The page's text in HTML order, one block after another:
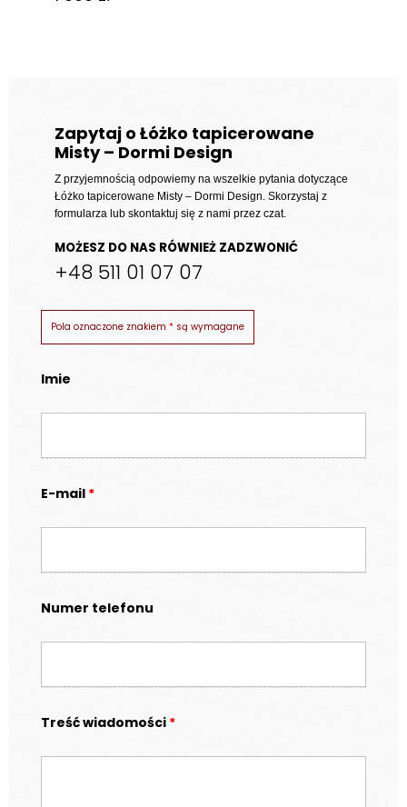
Zapytaj o Łóżko tapicerowane
Misty – Dormi Design
Z przyjemnością odpowiemy na wszelkie pytania dotyczące
Łóżko tapicerowane Misty – Dormi Design. Skorzystaj z
formularza lub skontaktuj się z nami przez czat.
MOŻESZ DO NAS RÓWNIEŻ ZADZWONIĆ
+48 511 01 07 07
Pola oznaczone znakiem * są wymagane
Imie
E-mail *
Numer telefonu
Treść wiadomości *